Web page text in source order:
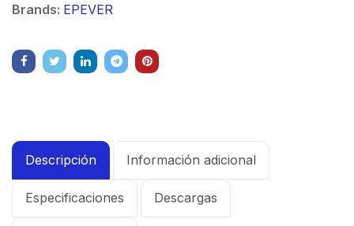
Brands: EPEVER
Descripción Información adicional
Especificaciones Descargas